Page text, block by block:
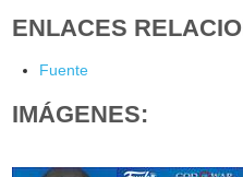
ENLACES
Fuente
IMÁGENES: